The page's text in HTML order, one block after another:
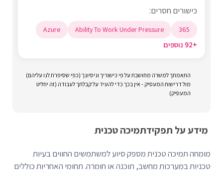
כישורים חסרים:
365
Ability To Work Under Pressure
Azure
+92 נוספים
התאמתך למשרה מחושבת על פי כישוריך וניסיונך (כפי שסיפרת לנו עליהם)
מול דרישות המעסיק - אין בכך כדי להעיד על קבלתך לעבודה (זה יחליט
המעסיק)
מידע על תפקידתמיכה טכנית
מומחה תמיכה טכנית מספק סיוע למשתמשים החווים בעיות
טכניות במערכות מחשב, תוכנה או חומרה. תחומי האחריות כוללים